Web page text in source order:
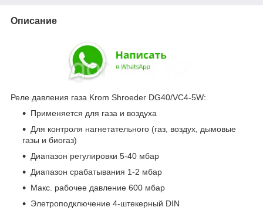
Описание
Реле давления газа Krom Shroeder DG40/VC4-5W:
Применяется для газа и воздуха
Для контроля нагнетательного (газ, воздух, дымовые
газы и биогаз)
Диапазон регулировки 5-40 мбар
Диапазон срабатывания 1-2 мбар
Макс. рабочее давление 600 мбар
Элетроподключение 4-штекерный DIN